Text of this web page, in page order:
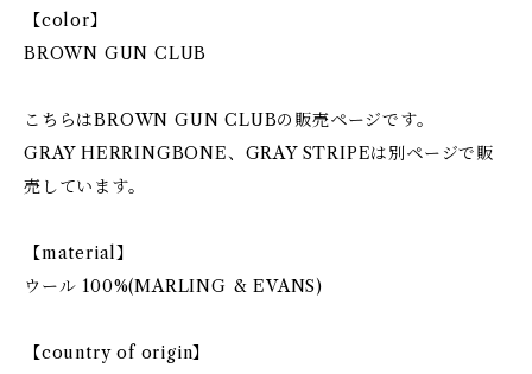
【color】
BROWN GUN CLUB
こちらはBROWN GUN CLUBの販売ページです。
GRAY HERRINGBONE、GRAY STRIPEは別ページで販
売しています。
【material】
ウール 100%(MARLING & EVANS)
【country of origin】